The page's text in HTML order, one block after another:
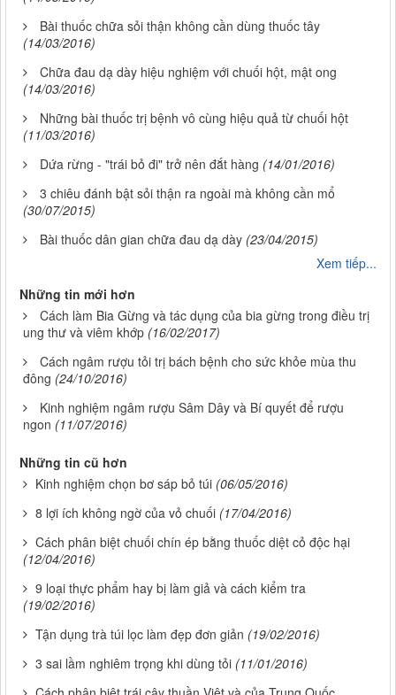
Bài thuốc chữa sỏi thận không cần dùng thuốc tây
(14/03/2016)
Chữa đau dạ dày hiệu nghiệm với chuối hột, mật ong
(14/03/2016)
Những bài thuốc trị bệnh vô cùng hiệu quả từ chuối hột
(11/03/2016)
Dứa rừng - "trái bỏ đi" trở nên đắt hàng (14/01/2016)
3 chiêu đánh bật sỏi thận ra ngoài mà không cần mổ
(30/07/2015)
Bài thuốc dân gian chữa đau dạ dày (23/04/2015)
Xem tiếp...
Những tin mới hơn
Cách làm Bia Gừng và tác dụng của bia gừng trong điều trị
ung thư và viêm khớp (16/02/2017)
Cách ngâm rượu tỏi trị bách bệnh cho sức khỏe mùa thu
đông (24/10/2016)
Kinh nghiệm ngâm rượu Sâm Dây và Bí quyết để rượu
ngon (11/07/2016)
Những tin cũ hơn
Kinh nghiệm chọn bơ sáp bỏ túi (06/05/2016)
8 lợi ích không ngờ của vỏ chuối (17/04/2016)
Cách phân biệt chuối chín ép bằng thuốc diệt cỏ độc hại
(12/04/2016)
9 loại thực phẩm hay bị làm giả và cách kiểm tra
(19/02/2016)
Tận dụng trà túi lọc làm đẹp đơn giản (19/02/2016)
3 sai lầm nghiêm trọng khi dùng tỏi (11/01/2016)